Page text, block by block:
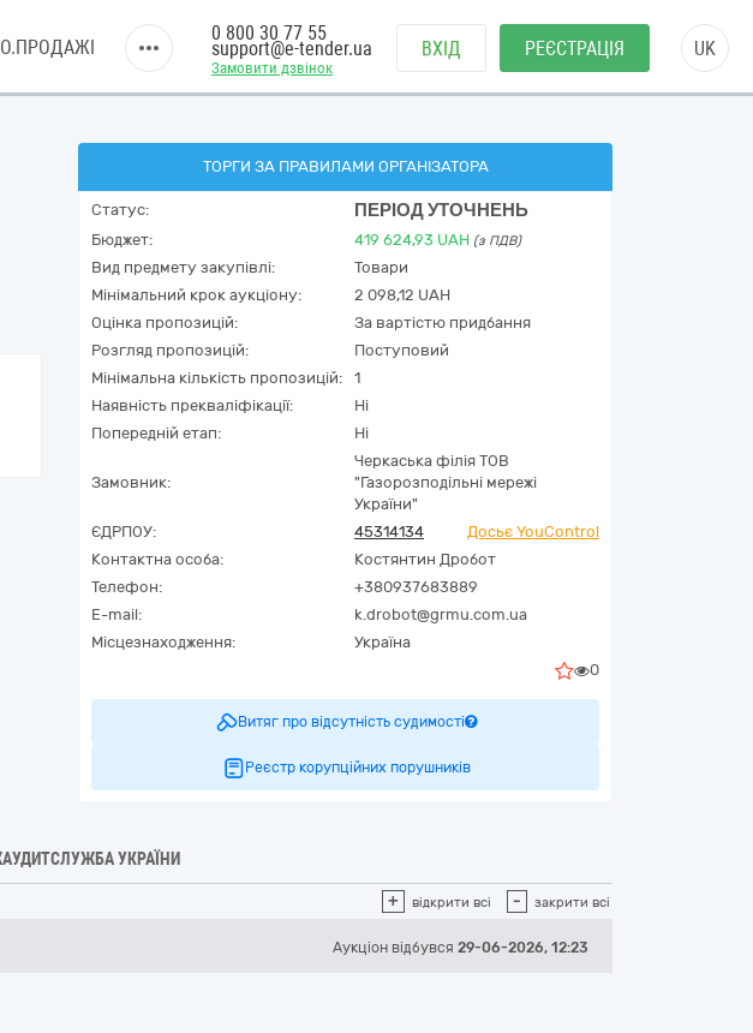
Замовити дзвінок
0 800 30 77 55
support@e-tender.ua ВХІД РЕЄСТРАЦІЯ UK
ТОРГИ ЗА ПРАВИЛАМИ ОРГАНІЗАТОРА
Статус: ПЕРІОД УТОЧНЕНЬ
Бюджет: 419 624,93 UAH (з ПДВ)
Вид предмету закупівлі:
Товари
Мінімальний крок аукціону:
2 098,12 UAH
Оцінка пропозицій:
За вартістю придбання
Розгляд пропозицій:
Поступовий
Мінімальна кількість пропозицій:
1
Наявність прекваліфікації:
Ні
Попередній етап:
Ні
Замовник:
Черкаська філія ТОВ
"Газорозподільні мережі
України"
ЄДРПОУ:
45314134
Досьє YouControl
Контактна особа:
Костянтин Дробот
Телефон:
+380937683889
E-mail:
k.drobot@grmu.com.ua
Місцезнаходження:
Україна
0
Витяг про відсутність судимості
Реєстр корупційних порушників
УКРАЇНИ
+ відкрити всі - закрити всі
Аукціон відбувся 29-06-2026, 12:23